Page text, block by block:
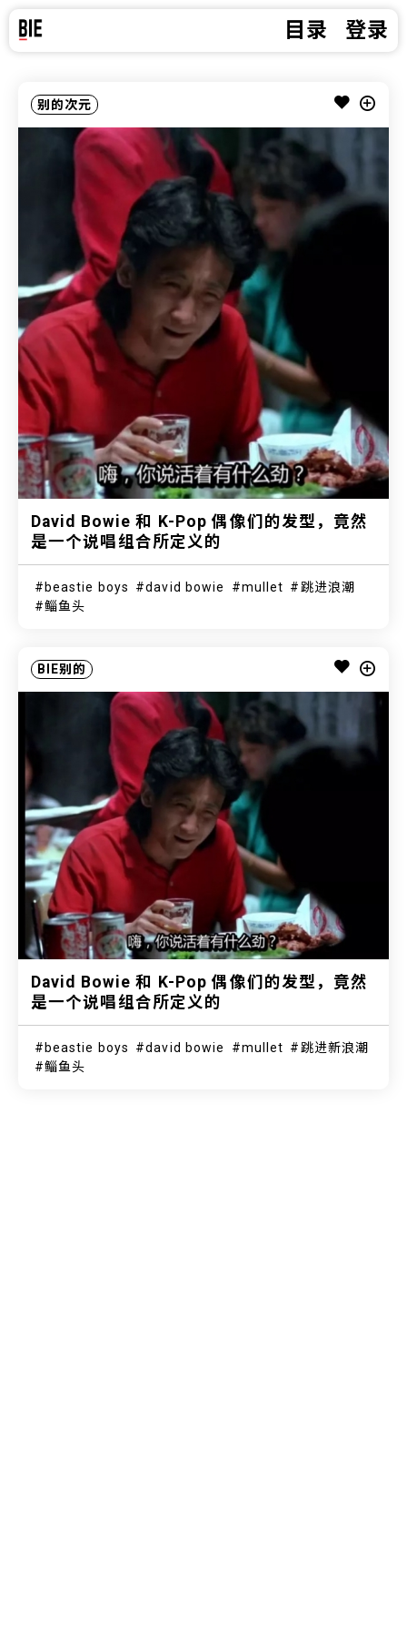
目录 登录
别的次元
David Bowie 和 K-Pop 偶像们的发型，竟然
是一个说唱组合所定义的
beastie boys david bowie mullet
跳进浪潮
鲻鱼头
BIE别的
David Bowie 和 K-Pop 偶像们的发型，竟然
是一个说唱组合所定义的
beastie boys david bowie mullet
跳进新浪潮
鲻鱼头